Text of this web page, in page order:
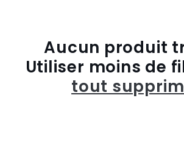
Aucun produit
Utiliser moins de
tout